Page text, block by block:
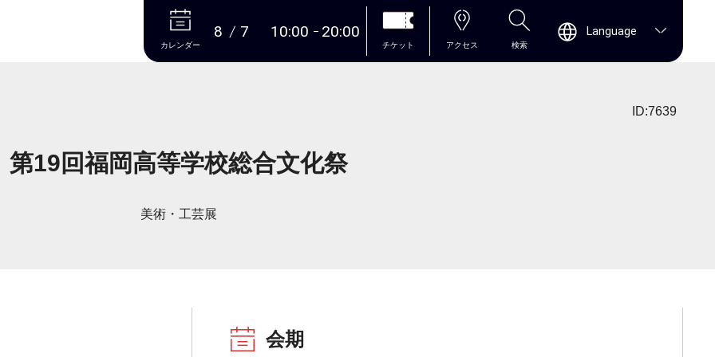
本文へ
カレンダー
8 7 10:00 20:00
チケット アクセス 検索
Language
ID:7639
第19回福岡高等学校総合文化祭
美術・工芸展
会期